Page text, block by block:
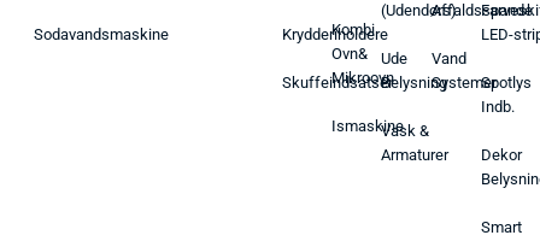
Sodavandsmaskine Krydderiholdere
Skuffeindsatser
Kombi
Ovn&
Mikroovn
Ismaskine
(Udendørs)
Ude
Belysning
Vask &
Armaturer
Affaldsspande
Vand
Systemer
LED-
Spotlys
Indb.
Dekor
Smart